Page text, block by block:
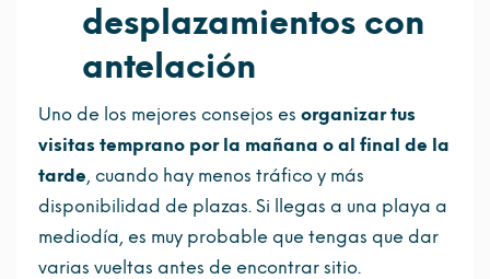
desplazamientos con
antelación
Uno de los mejores consejos es organizar tus
visitas temprano por la mañana o al final de la
tarde, cuando hay menos tráfico y más
disponibilidad de plazas. Si llegas a una playa a
mediodía, es muy probable que tengas que dar
varias vueltas antes de encontrar sitio.